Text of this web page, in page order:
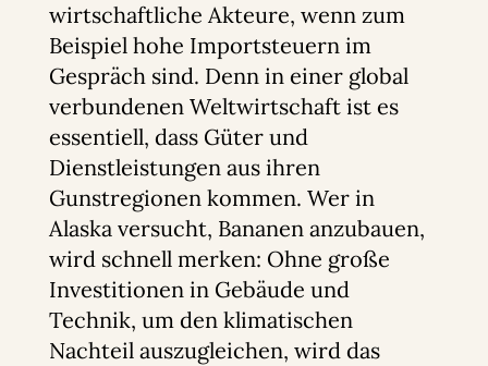
wirtschaftliche Akteure, wenn zum
Beispiel hohe Importsteuern im
Gespräch sind. Denn in einer global
verbundenen Weltwirtschaft ist es
essentiell, dass Güter und
Dienstleistungen aus ihren
Gunstregionen kommen. Wer in
Alaska versucht, Bananen anzubauen,
wird schnell merken: Ohne große
Investitionen in Gebäude und
Technik, um den klimatischen
Nachteil auszugleichen, wird das